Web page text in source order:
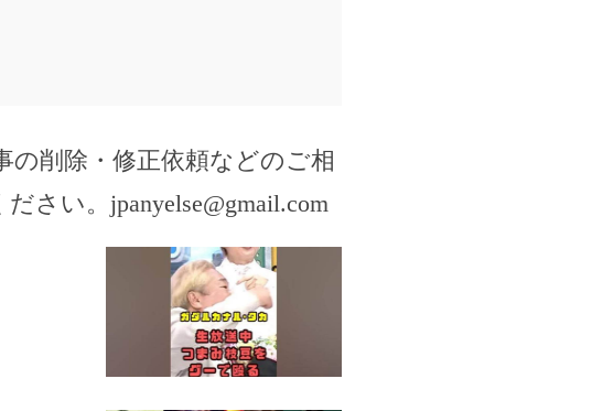
の削除・修正依頼などのご相
さい。 jpanyelse@gmail.com